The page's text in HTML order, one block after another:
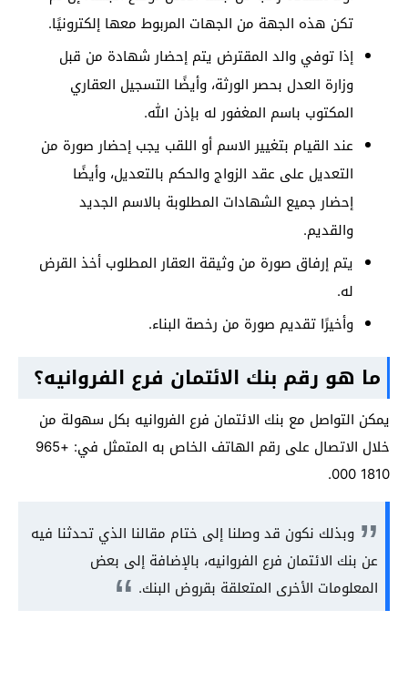
تكن هذه الجهة من الجهات المربوط معها إلكترونيًا.
إذا توفي والد المقترض يتم إحضار شهادة من قبل
وزارة العدل بحصر الورثة، وأيضًا التسجيل العقاري
المكتوب باسم المغفور له بإذن الله.
عند القيام بتغيير الاسم أو اللقب يجب إحضار صورة من
التعديل على عقد الزواج والحكم بالتعديل، وأيضًا
إحضار جميع الشهادات المطلوبة بالاسم الجديد
والقديم.
يتم إرفاق صورة من وثيقة العقار المطلوب أخذ القرض
له.
وأخيرًا تقديم صورة من رخصة البناء.
ما هو رقم بنك الائتمان فرع الفروانيه؟
يمكن التواصل مع بنك الائتمان فرع الفروانيه بكل سهولة من
خلال الاتصال على رقم الهاتف الخاص به المتمثل في: +965
1810 000.
وبذلك نكون قد وصلنا إلى ختام مقالنا الذي تحدثنا فيه
عن بنك الائتمان فرع الفروانيه، بالإضافة إلى بعض
المعلومات الأخرى المتعلقة بقروض البنك.